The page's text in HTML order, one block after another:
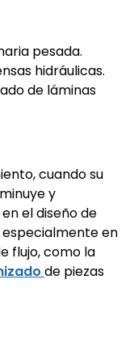
pesada.
hidráulicas.
de láminas
cuando su
y
el diseño de
especialmente en
flujo, como la
de piezas